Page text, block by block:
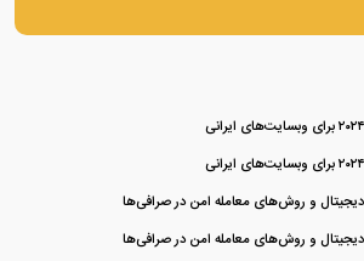
دیجیتال و روش‌های معامله امن در صرافی‌ها
دیجیتال و روش‌های معامله امن در صرافی‌ها